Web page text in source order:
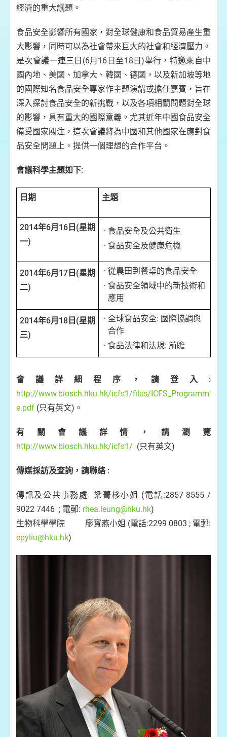
經濟的重大議題。
食品安全影響所有國家，對全球健康和食品貿易產生重
大影響，同時可以為社會帶來巨大的社會和經濟壓力。
是次會議一連三日(6月16日至18日)舉行，特邀來自中
國內地、美國、加拿大、韓國、德國，以及新加坡等地
的國際知名食品安全專家作主題演講或擔任嘉賓，旨在
深入探討食品安全的新挑戰，以及各項相關問題對全球
的影響，具有重大的國際意義。尤其近年中國食品安全
備受國家關注，這次會議將為中國和其他國家在應對食
品安全問題上，提供一個理想的合作平台。
會議科學主題如下:
日期 主題
2014年6月16日(星期
一)
食品安全及公共衛生
食品安全及健康危機
2014年6月17日(星期
二)
從農田到餐桌的食品安全
食品安全領域中的新技術和
應用
2014年6月18日(星期
三)
全球食品安全: 國際協調與
合作
食品法律和法規: 前瞻
會議詳細程序，請登入:
http://www.biosch.hku.hk/icfs1/files/ICFS_Programm
e.pdf (只有英文)。
有關會議詳情，請瀏覽
http://www.biosch.hku.hk/icfs1/ (只有英文)
傳媒採訪及查詢，請聯絡 :
傳訊及公共事務處 梁菁栘小姐 (電話:2857 8555 /
9022 7446 ; 電郵: rhea.leung@hku.hk)
生物科學學院 廖寶燕小姐 (電話:2299 0803 ; 電郵:
epyliu@hku.hk)